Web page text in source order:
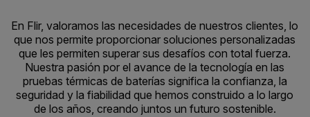
En Flir, valoramos las necesidades de nuestros clientes, lo
que nos permite proporcionar soluciones personalizadas
que les permiten superar sus desafíos con total fuerza.
Nuestra pasión por el avance de la tecnología en las
pruebas térmicas de baterías significa la confianza, la
seguridad y la fiabilidad que hemos construido a lo largo
de los años, creando juntos un futuro sostenible.